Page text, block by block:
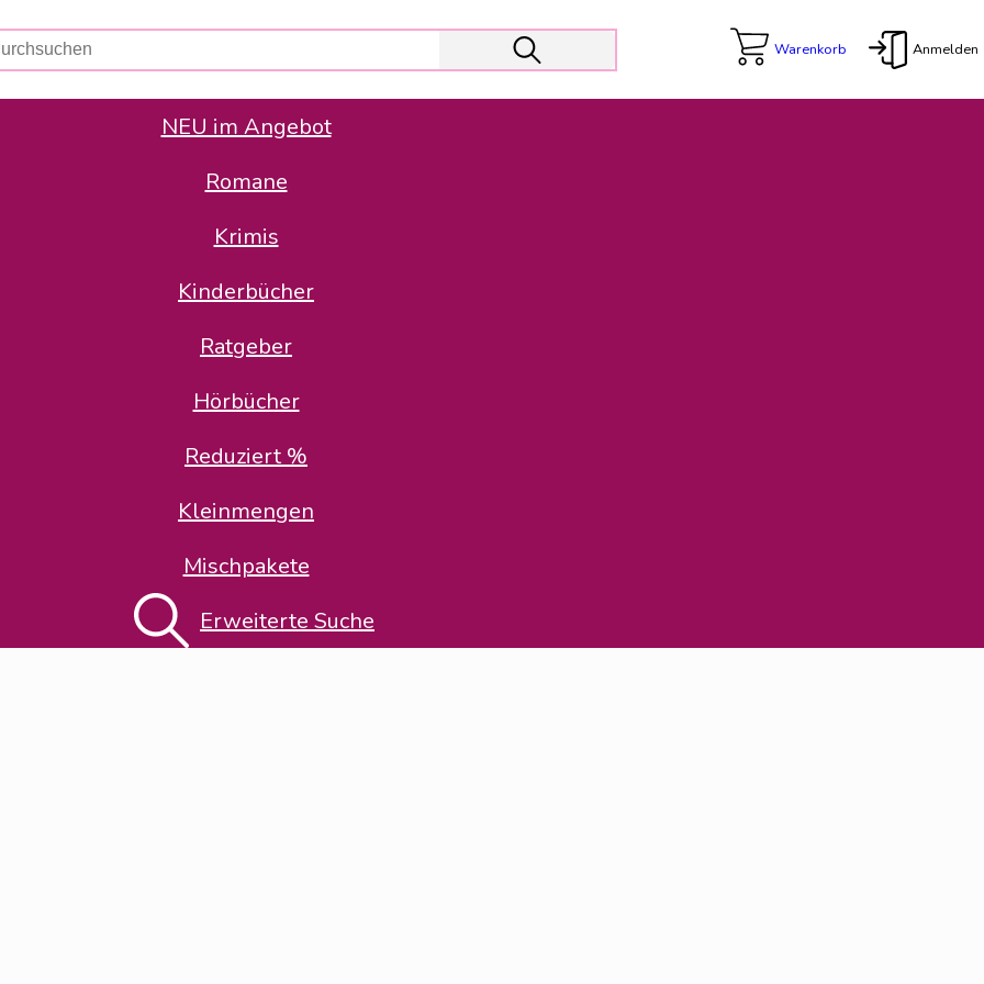
Warenkorb Anmelden
NEU im Angebot
Romane
Krimis
Kinderbücher
Ratgeber
Hörbücher
Reduziert %
Kleinmengen
Mischpakete
Erweiterte Suche
Avus Buch & Medien GmbH
zurück: Karl-Otto Binder übernimmt die Geschäftsführung. Er wird unterstützt von den Prokuristen Kerstin Walter und Kai
welche die AVUS langfristig begleiten möchten, freut sich das operative Management auf die Weiterentwicklung
in der Schanzenstr. 13, 51063 Köln und führt dort den operativen Betrieb in gewohntem Umfang fort.
Rufnummern und E-Mail- Adressen erreichbar.
Thema-Klassifikation